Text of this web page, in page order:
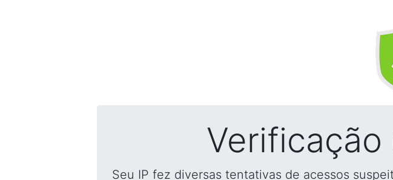
Seu IP fez diversas tentativas de acessos